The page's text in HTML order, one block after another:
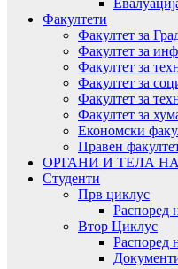
Факултети
Факултет за
Факултет за
Факултет за
Факултет за
Факултет за
Факултет за
Економски
Правен
ОРГАНИ И ТЕЛА
Студенти
Прв циклус
Распоред
Втор Циклус
Распоред